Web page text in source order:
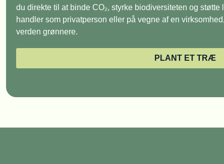
du direkte til at binde CO₂, styrke biodiversiteten og støtte
handler som privatperson eller på vegne af en
verden grønnere.
PLANT ET TRÆ